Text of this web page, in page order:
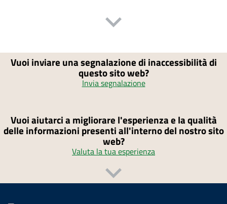
Vuoi inviare una segnalazione di inaccessibilità di
questo sito web?
Invia segnalazione
Vuoi aiutarci a migliorare l'esperienza e la qualità
delle informazioni presenti all'interno del nostro sito
web?
Valuta la tua esperienza